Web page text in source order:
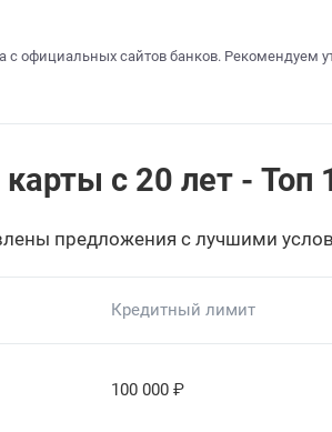
с официальных сайтов банков. Рекомендуем
с 20 лет - Топ
предложения с лучшими
Кредитный лимит
100 000 ₽